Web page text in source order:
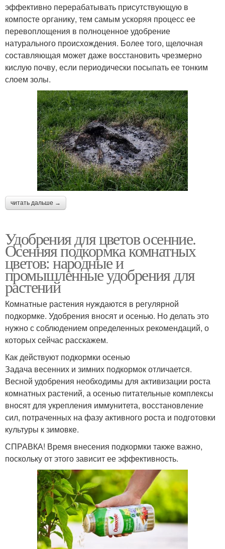
эффективно перерабатывать присутствующую в
компосте органику, тем самым ускоряя процесс ее
перевоплощения в полноценное удобрение
натурального происхождения. Более того, щелочная
составляющая может даже восстановить чрезмерно
кислую почву, если периодически посыпать ее тонким
слоем золы.
читать дальше →
Удобрения для цветов осенние.
Осенняя подкормка комнатных
цветов: народные и
промышленные удобрения для
растений
Комнатные растения нуждаются в регулярной
подкормке. Удобрения вносят и осенью. Но делать это
нужно с соблюдением определенных рекомендаций, о
которых сейчас расскажем.
Как действуют подкормки осенью
Задача весенних и зимних подкормок отличается.
Весной удобрения необходимы для активизации роста
комнатных растений, а осенью питательные комплексы
вносят для укрепления иммунитета, восстановление
сил, потраченных на фазу активного роста и подготовки
культуры к зимовке.
СПРАВКА! Время внесения подкормки также важно,
поскольку от этого зависит ее эффективность.